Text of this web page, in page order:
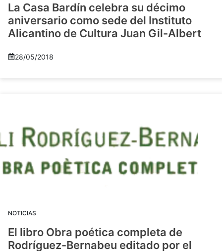
La Casa Bardín celebra su décimo
aniversario como sede del Instituto
Alicantino de Cultura Juan Gil-Albert
28/05/2018
NOTICIAS
El libro Obra poética completa de
Rodríguez-Bernabeu editado por el